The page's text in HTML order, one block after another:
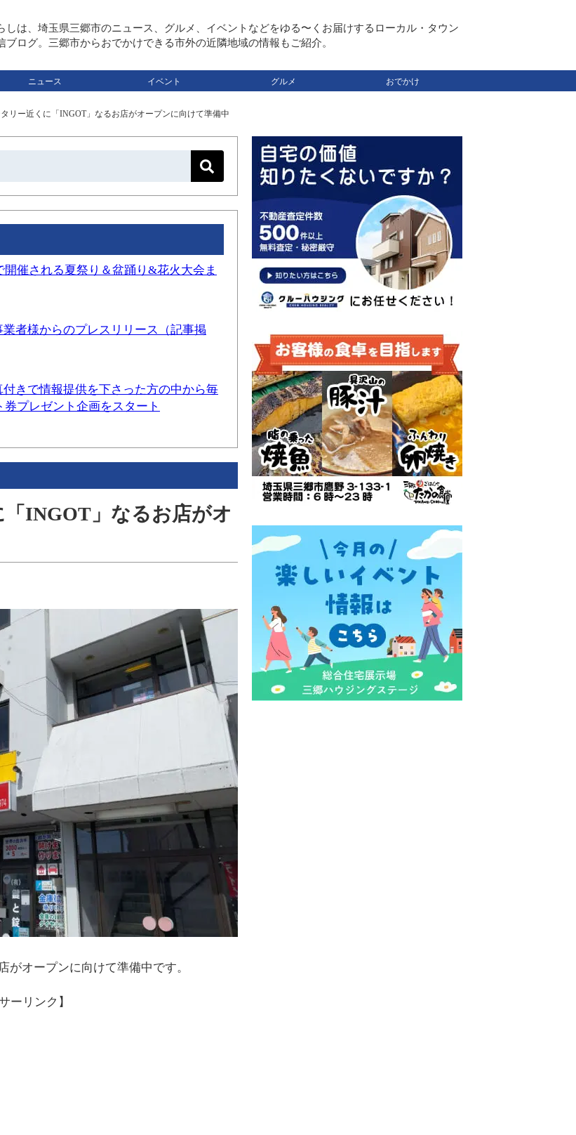
しは、埼玉県三郷市のニュース、グルメ、イベントなどをゆる〜くお届けするローカル・タウン
ブログ。三郷市からおでかけできる市外の近隣地域の情報もご紹介。
ニュース イベント グルメ おでかけ
リー近くに「INGOT」なるお店がオープンに向けて準備中
開催される夏祭り＆盆踊り&花火大会ま
者様からのプレスリリース（記事掲
付きで情報提供を下さった方の中から毎
券プレゼント企画をスタート
INGOT」なるお店がオ
がオープンに向けて準備中です。
ーリンク】